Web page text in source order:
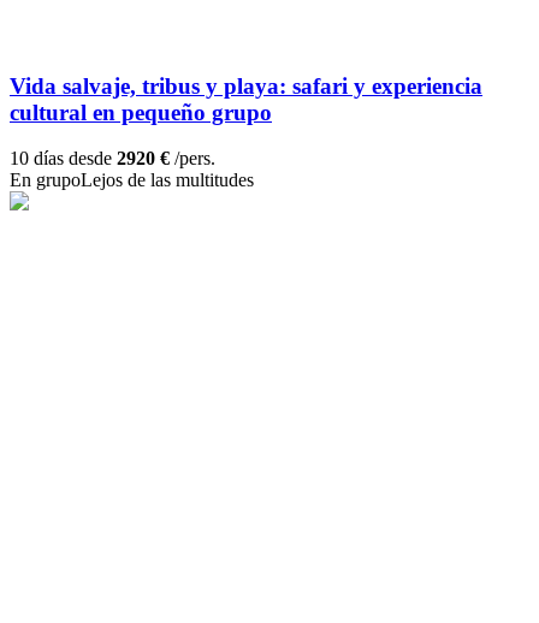
Vida salvaje, tribus y playa: safari y experiencia
cultural en pequeño grupo
10 días desde 2920 € /pers.
En grupoLejos de las multitudes